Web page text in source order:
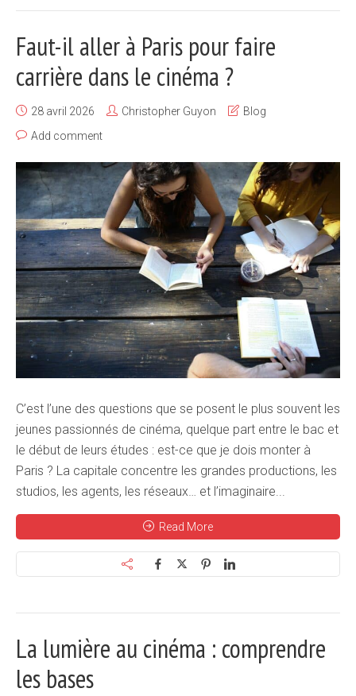
Faut-il aller à Paris pour faire
carrière dans le cinéma ?
28 avril 2026 Christopher Guyon
Blog
Add comment
C’est l’une des questions que se posent le plus souvent les
jeunes passionnés de cinéma, quelque part entre le bac et
le début de leurs études : est-ce que je dois monter à
Paris ? La capitale concentre les grandes productions, les
studios, les agents, les réseaux… et l’imaginaire...
Read More
La lumière au cinéma : comprendre
les bases